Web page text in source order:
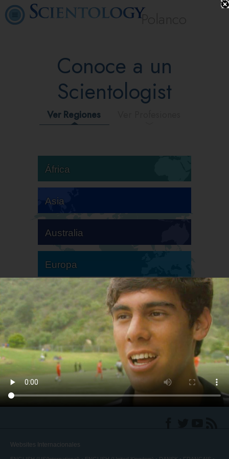
Polanco
Conoce a un
Scientologist
Ver Regiones
África
Asia
Australia
Europa
Sudamérica
Norteamérica
Websites Internacionales